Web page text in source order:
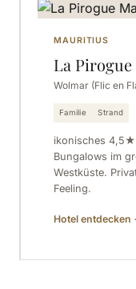
MAURITIUS
La
Wolmar (Flic en
Familie Strand
ikonisches
Bungalows im
Westküste.
Feeling.
Hotel entdecken